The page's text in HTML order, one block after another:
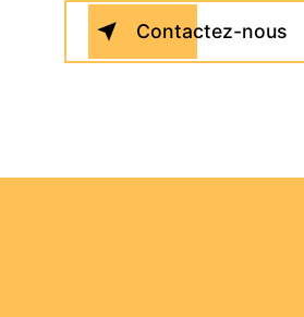
Contactez-nous